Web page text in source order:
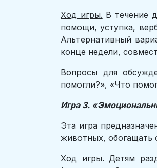
Ход игры. В течение
помощи, уступка,
Альтернативный
конце недели,
Вопросы для
помогли?», «Что
Игра 3.
Эта игра
животных, обогащать
Ход игры. Детям